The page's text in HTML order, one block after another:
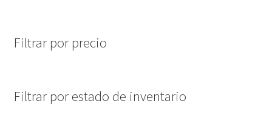
Filtrar por precio
Filtrar por estado de inventario